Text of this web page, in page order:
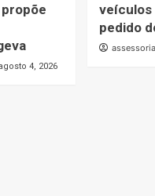
4, 2026
veículos
pedido